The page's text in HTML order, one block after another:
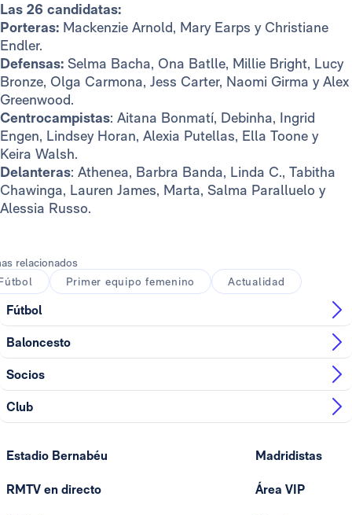
Las 26 candidatas:
Porteras: Mackenzie Arnold, Mary Earps y Christiane
Endler.
Defensas: Selma Bacha, Ona Batlle, Millie Bright, Lucy
Bronze, Olga Carmona, Jess Carter, Naomi Girma y Alex
Greenwood.
Centrocampistas: Aitana Bonmatí, Debinha, Ingrid
Engen, Lindsey Horan, Alexia Putellas, Ella Toone y
Keira Walsh.
Delanteras: Athenea, Barbra Banda, Linda C., Tabitha
Chawinga, Lauren James, Marta, Salma Paralluelo y
Alessia Russo.
relacionados
Primer equipo femenino Actualidad
Fútbol
Baloncesto
Socios
Club
Estadio Bernabéu
RMTV en directo
Madridistas
Área VIP